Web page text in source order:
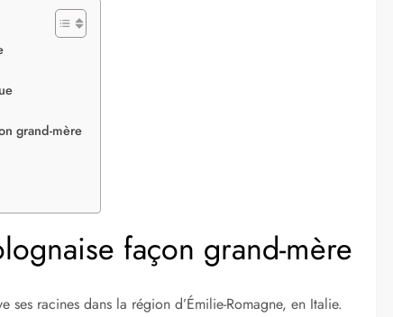
grand-mère
façon grand-mère
racines dans la région d’Émilie-Romagne, en Italie.